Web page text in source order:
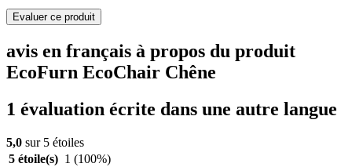
Evaluer ce produit
avis en français à propos du produit
EcoFurn EcoChair Chêne
1 évaluation écrite dans une autre langue
5,0 sur 5 étoiles
5 étoile(s) 1 (100%)